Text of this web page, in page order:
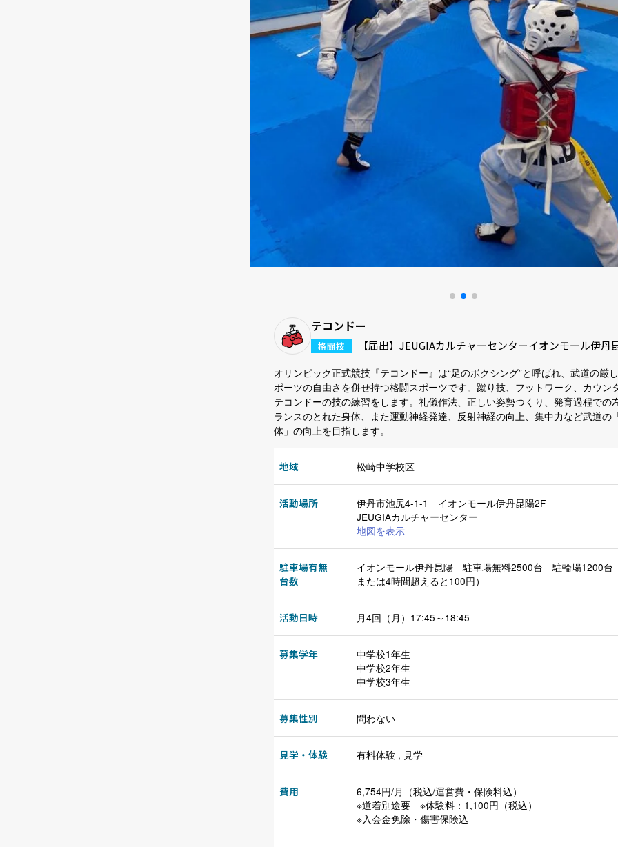
テコンドー
格闘技 【届出】JEUGIAカルチャーセンターイオンモール伊丹
オリンピック正式競技『テコンドー』は“足のボクシング”と呼ばれ、武道の厳
ポーツの自由さを併せ持つ格闘スポーツです。蹴り技、フットワーク、カウン
テコンドーの技の練習をします。礼儀作法、正しい姿勢つくり、発育過程での
ランスのとれた身体、また運動神経発達、反射神経の向上、集中力など武道の
体」の向上を目指します。
地域 松崎中学校区
活動場所
伊丹市池尻4-1-1 イオンモール伊丹昆陽2F
JEUGIAカルチャーセンター
地図を表示
駐車場有無
台数
イオンモール伊丹昆陽 駐車場無料2500台 駐輪場1200台
または4時間超えると100円）
活動日時 月4回（月）17:45～18:45
募集学年
中学校1年生
中学校2年生
中学校3年生
募集性別 問わない
見学・体験 有料体験 , 見学
費用
6,754円/月（税込/運営費・保険料込）
※道着別途要 ※体験料：1,100円（税込）
※入会金免除・傷害保険込